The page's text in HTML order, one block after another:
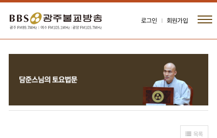
로그인 회원가입
목록